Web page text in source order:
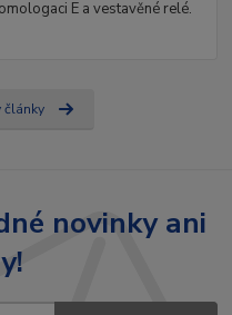
E a vestavěné relé.
články
novinky ani